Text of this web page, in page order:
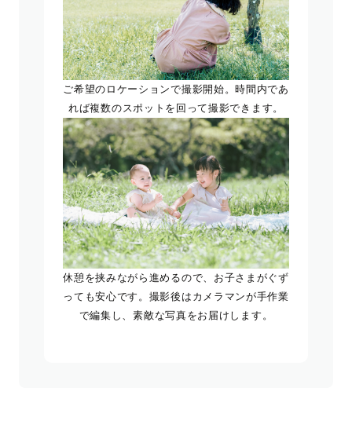
ご希望のロケーションで撮影開始。時間内であ
れば複数のスポットを回って撮影できます。
休憩を挟みながら進めるので、お子さまがぐず
っても安心です。撮影後はカメラマンが手作業
で編集し、素敵な写真をお届けします。